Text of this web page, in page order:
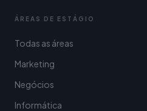
ÁREAS DE ESTÁGIO
Todas as áreas
Marketing
Negócios
Informática